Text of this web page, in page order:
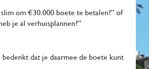
om €30.000 boete te betalen?” of
je al verhuisplannen?”
dat je daarmee de boete kunt